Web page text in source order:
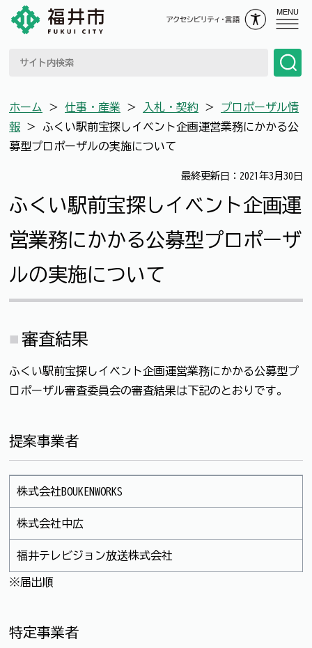
MENU
ホーム ＞ 仕事・産業 ＞ 入札・契約 ＞ プロポーザル情
報 ＞ ふくい駅前宝探しイベント企画運営業務にかかる公
募型プロポーザルの実施について
最終更新日：2021年3月30日
ふくい駅前宝探しイベント企画運
営業務にかかる公募型プロポーザ
ルの実施について
審査結果
ふくい駅前宝探しイベント企画運営業務にかかる公募型プ
ロポーザル審査委員会の審査結果は下記のとおりです。
提案事業者
株式会社BOUKENWORKS
株式会社中広
福井テレビジョン放送株式会社
※届出順
特定事業者